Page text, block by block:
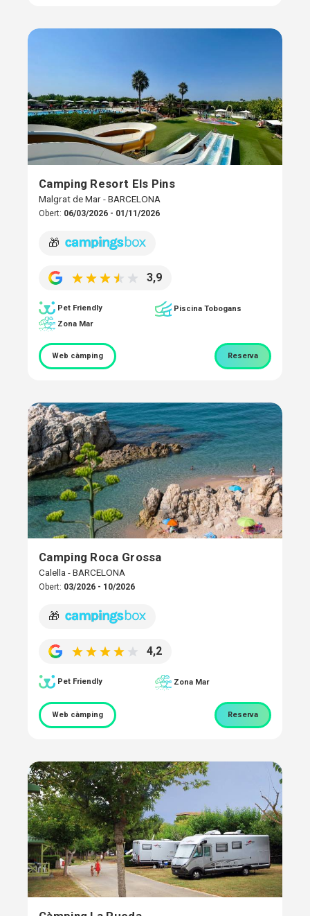
Camping Resort Els Pins
Malgrat de Mar - BARCELONA
Obert: 06/03/2026 - 01/11/2026
🎁
3,9
Pet Friendly
Piscina Tobogans
Zona Mar
Web càmping Reserva
Camping Roca Grossa
Calella - BARCELONA
Obert: 03/2026 - 10/2026
🎁
4,2
Pet Friendly Zona Mar
Web càmping Reserva